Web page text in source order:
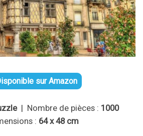
sur Amazon
| Nombre de pièces : 1000
: 64 x 48 cm